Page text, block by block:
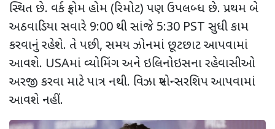
સ્થિત છે. વર્ક ફ્રોમ હોમ (રિમોટ) પણ ઉપલબ્ધ છે. પ્રથમ બે
અઠવાડિયા સવારે 9:00 થી સાંજે 5:30 PST સુધી કામ
કરવાનું રહેશે. તે પછી, સમય ઝોનમાં છૂટછાટ આપવામાં
આવશે. USAમાં વ્યોમિંગ અને ઇલિનોઇસના રહેવાસીઓ
અરજી કરવા માટે પાત્ર નથી. વિઝા સ્પોન્સરશિપ આપવામાં
આવશે નહીં.